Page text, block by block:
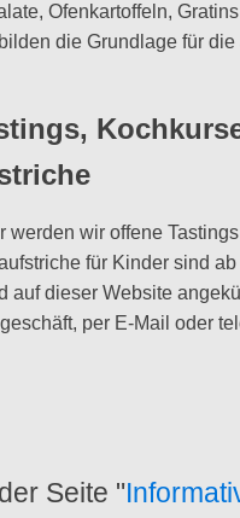
Ofenkartoffeln,
die Grundlage für
werden wir offene
für Kinder sind
auf dieser Website
per E-Mail oder
Seite "